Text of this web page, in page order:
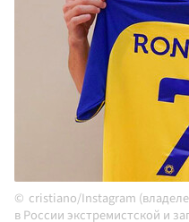
cristiano/Instagram
в России экстремистской и